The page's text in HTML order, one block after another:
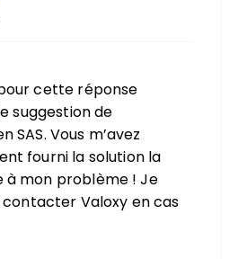
cette réponse
suggestion de
Vous m’avez
fourni la solution la
à mon problème ! Je
contacter Valoxy en cas